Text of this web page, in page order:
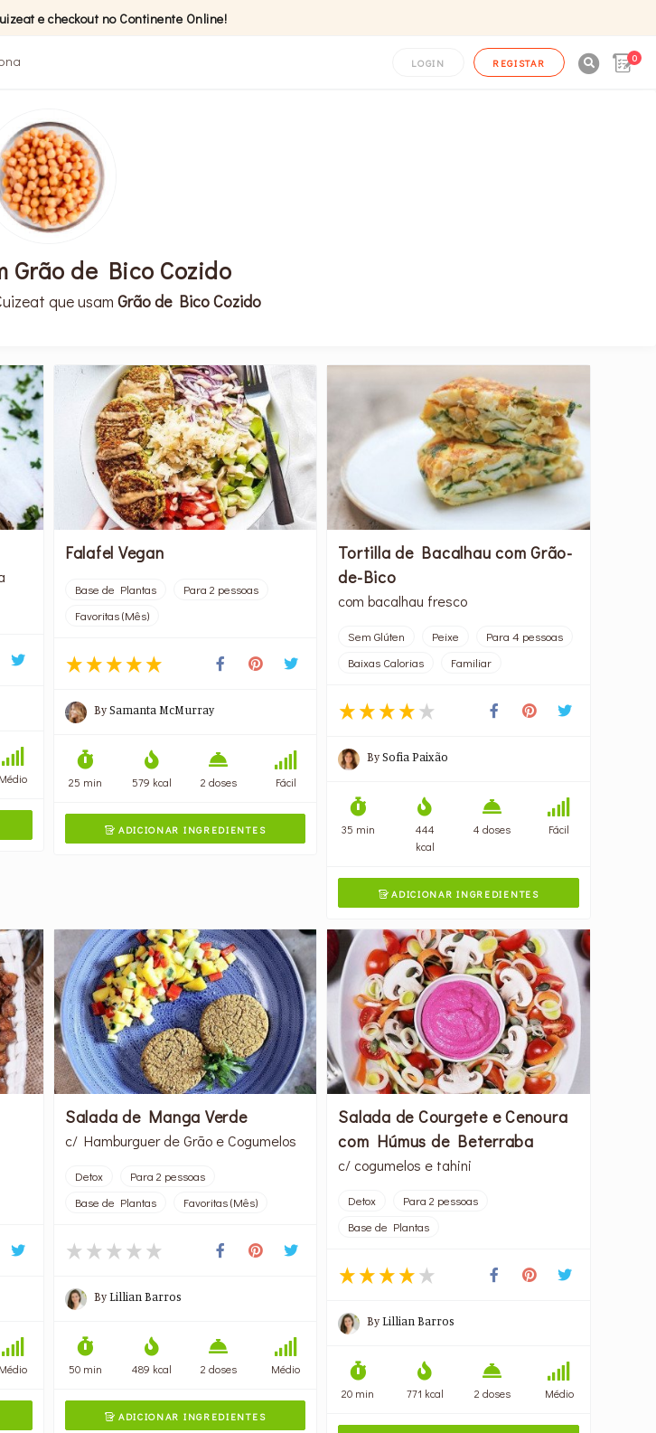
e checkout no Continente Online!
LOGIN REGISTAR 0
Grão de Bico Cozido
que usam Grão de Bico Cozido
Médio
Falafel Vegan
Base de Plantas
Para 2 pessoas
Favoritas (Mês)
BySamanta McMurray
25 min 579 kcal 2 doses Fácil
 ADICIONAR INGREDIENTES
Tortilla de Bacalhau com Grão-
de-Bico
com bacalhau fresco
Sem Glúten Peixe
Para 4 pessoas
Baixas Calorias
Familiar
BySofia Paixão
35 min
444
kcal
4 doses Fácil
ADICIONAR INGREDIENTES
Médio
Salada de Manga Verde
c/ Hamburguer de Grão e Cogumelos
Detox
Para 2 pessoas
Base de Plantas
Favoritas (Mês)
ByLillian Barros
50 min 489 kcal 2 doses Médio
 ADICIONAR INGREDIENTES
Salada de Courgete e Cenoura
com Húmus de Beterraba
c/ cogumelos e tahini
Detox
Para 2 pessoas
Base de Plantas
ByLillian Barros
20 min 771 kcal 2 doses Médio